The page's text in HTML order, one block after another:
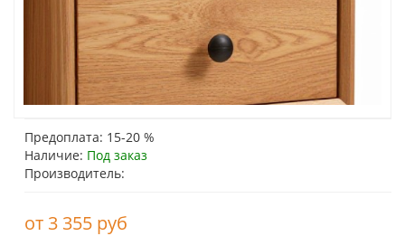
Предоплата: 15-20 %
Наличие: Под заказ
Производитель:
3 355 руб